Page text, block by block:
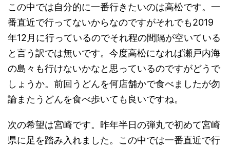
この中では自分的に一番行きたいのは高松です。一
番直近で行ってないからなのですがそれでも2019
年12月に行っているのでそれ程の間隔が空いている
と言う訳では無いです。今度高松になれば瀬戸内海
の島々も行けないかなと思っているのですがどうで
しょうか。前回うどんを何店舗かで食べましたが勿
論またうどんを食べ歩いても良いですね。
次の希望は宮崎です。昨年半日の弾丸で初めて宮崎
県に足を踏み入れました。この中では一番直近で行